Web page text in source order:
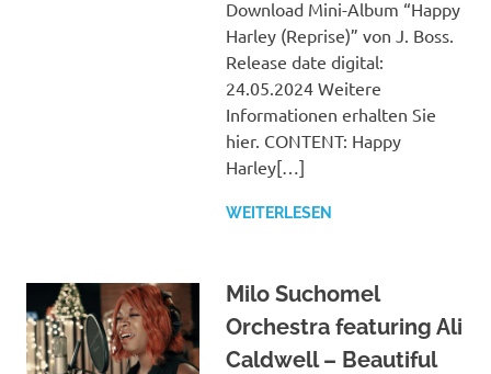
Download Mini-Album “Happy
Harley (Reprise)” von J. Boss.
Release date digital:
24.05.2024 Weitere
Informationen erhalten Sie
hier. CONTENT: Happy
Harley[…]
WEITERLESEN
Milo Suchomel
Orchestra featuring Ali
Caldwell – Beautiful